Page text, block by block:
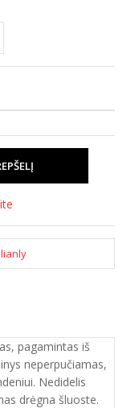
pagamintas iš
neperpučiamas,
Nedidelis
drėgna šluoste.